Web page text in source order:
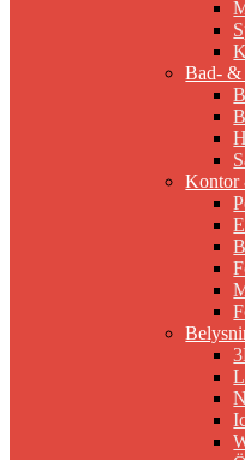
Bad- &
Kontor